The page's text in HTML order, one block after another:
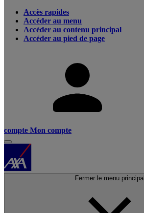
Accès rapides
Accéder au menu
Accéder au contenu principal
Accéder au pied de page
compte Mon compte
Fermer le menu principal